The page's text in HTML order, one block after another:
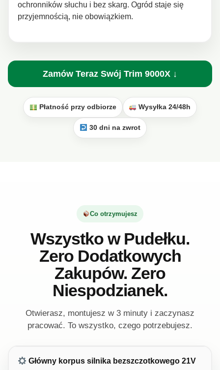
ochronników słuchu i bez skarg. Ogród staje się
przyjemnością, nie obowiązkiem.
Zamów Teraz Swój Trim 9000X ↓
Płatność przy odbiorze Wysyłka 24/48h
30 dni na zwrot
Co otrzymujesz
Wszystko w Pudełku.
Zero Dodatkowych
Zakupów. Zero
Niespodzianek.
Otwierasz, montujesz w 3 minuty i zaczynasz
pracować. To wszystko, czego potrzebujesz.
Główny korpus silnika bezszczotkowego 21V